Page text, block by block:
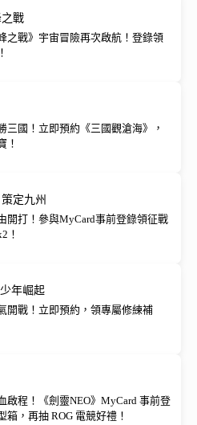
戰
之戰》宇宙冒險再次啟航！登錄領
三國！立即預約《三國觀滄海》，
！
定九州
開打！參與MyCard事前登錄領征戰
！
年崛起
開戰！立即預約，領專屬修練補
啟程！《劍靈NEO》MyCard 事前登
箱，再抽 ROG 電競好禮！